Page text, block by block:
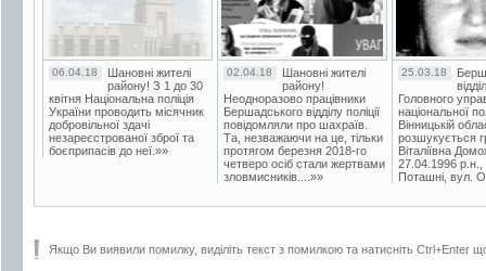
06.04.18
Шановні жителі
району! З 1 до 30
квітня Національна поліція
України проводить місячник
добровільної здачі
незареєстрованої зброї та
боєприпасів до неї.»»
02.04.18
Шановні жителі
району!
Неодноразово працівники
Бершадського відділу поліції
повідомляли про шахраїв.
Та, незважаючи на це, тільки
протягом березня 2018-го
четверо осіб стали жертвами
зловмисників....»»
25.03.18
Головного
національної
Вінницькій
розшукується
Віталіївна
27.04.1996 р.н.,
Поташні, вул.
Якщо Ви виявили помилку, виділіть текст з помилкою та натисніть Ctrl+Enter